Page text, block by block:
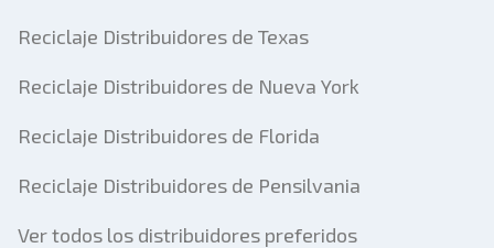
Reciclaje Distribuidores de Texas
Reciclaje Distribuidores de Nueva York
Reciclaje Distribuidores de Florida
Reciclaje Distribuidores de Pensilvania
Ver todos los distribuidores preferidos